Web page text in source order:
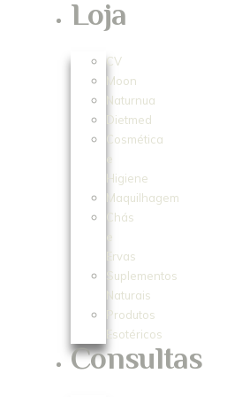
Loja
CV
Moon
Naturnua
Dietmed
Cosmética
e
Higiene
Maquilhagem
Chás
e
Ervas
Suplementos
Naturais
Produtos
Esotéricos
Consultas